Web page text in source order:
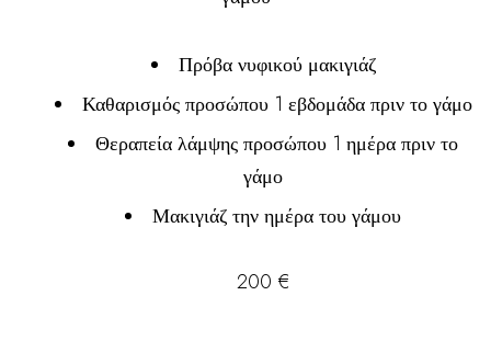
Πρόβα νυφικού μακιγιάζ
Καθαρισμός προσώπου 1 εβδομάδα πριν το γάμο
Θεραπεία λάμψης προσώπου 1 ημέρα πριν το
γάμο
Μακιγιάζ την ημέρα του γάμου
200 €